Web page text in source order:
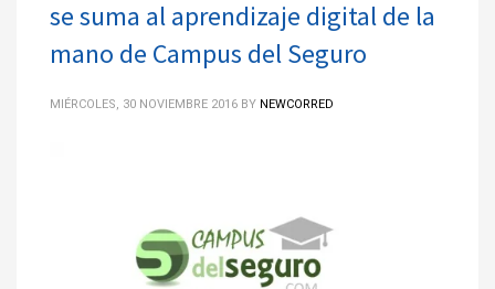
se suma al aprendizaje digital de la
mano de Campus del Seguro
MIÉRCOLES, 30 NOVIEMBRE 2016 BY NEWCORRED